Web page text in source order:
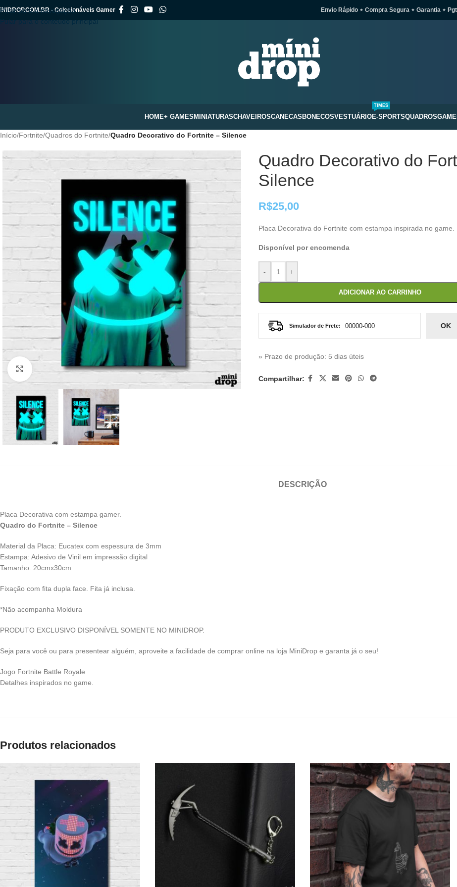
Pular para a navegação
Pular para o conteúdo principal
- Colecionáveis Gamer Envio Rápido ⋆ Compra Segura ⋆ Garantia ⋆
HOME+ GAMES MINIATURASCHAVEIROSCANECAS BONECOSVESTUÁRIOE-SPORTS
TIMES
QUADROS
Início/Fortnite/Quadros do Fortnite/Quadro Decorativo do Fortnite – Silence
Clique para ampliar
Quadro Decorativo do
Silence
R$25,00
Placa Decorativa do Fortnite com estampa inspirada no game.
Disponível por encomenda
- +
ADICIONAR AO CARRINHO
Simulador de Frete: OK
» Prazo de produção: 5 dias úteis
Compartilhar:
DESCRIÇÃO
Placa Decorativa com estampa gamer.
Quadro do Fortnite – Silence
Material da Placa: Eucatex com espessura de 3mm
Estampa: Adesivo de Vinil em impressão digital
Tamanho: 20cmx30cm
Fixação com fita dupla face. Fita já inclusa.
*Não acompanha Moldura
PRODUTO EXCLUSIVO DISPONÍVEL SOMENTE NO MINIDROP.
Seja para você ou para presentear alguém, aproveite a facilidade de comprar online na loja MiniDrop e garanta já o seu!
Jogo Fortnite Battle Royale
Detalhes inspirados no game.
Produtos relacionados